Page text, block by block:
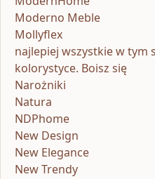
Moderno Meble
Mollyflex
najlepiej wszystkie w tym
kolorystyce. Boisz się
Narożniki
Natura
NDPhome
New Design
New Elegance
New Trendy